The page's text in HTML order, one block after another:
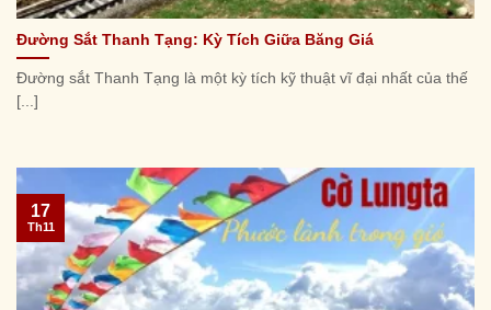
Đường Sắt Thanh Tạng: Kỳ Tích Giữa Băng Giá
Đường sắt Thanh Tạng là một kỳ tích kỹ thuật vĩ đại nhất của thế
[...]
17
Th11